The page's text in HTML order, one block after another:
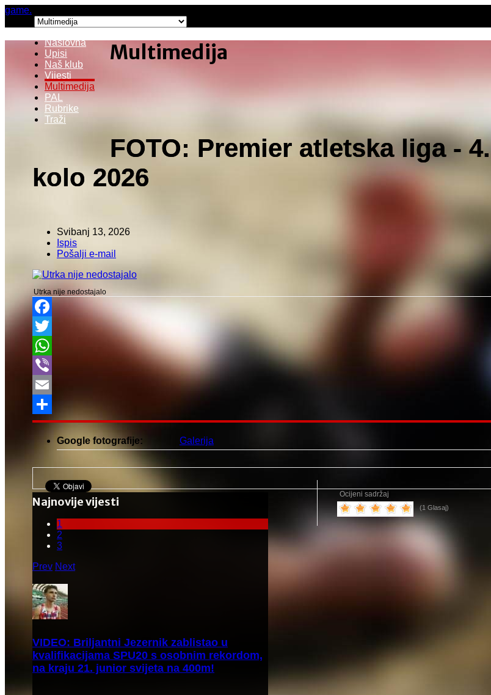
game.
Naslovna
Upisi
Naš klub
Vijesti
Multimedija
PAL
Rubrike
Traži
Multimedija
FOTO: Premier atletska liga - 4.
kolo 2026
Svibanj 13, 2026
Ispis
Pošalji e-mail
Utrka nije nedostajalo
Facebook
Twitter
WhatsApp
Viber
Email
Share
Google fotografije:
Galerija
Ocijeni sadržaj
(1 Glasaj)
Najnovije vijesti
1
2
3
Prev Next
VIDEO: Briljantni Jezernik zablistao u
kvalifikacijama SPU20 s osobnim rekordom,
na kraju 21. junior svijeta na 400m!